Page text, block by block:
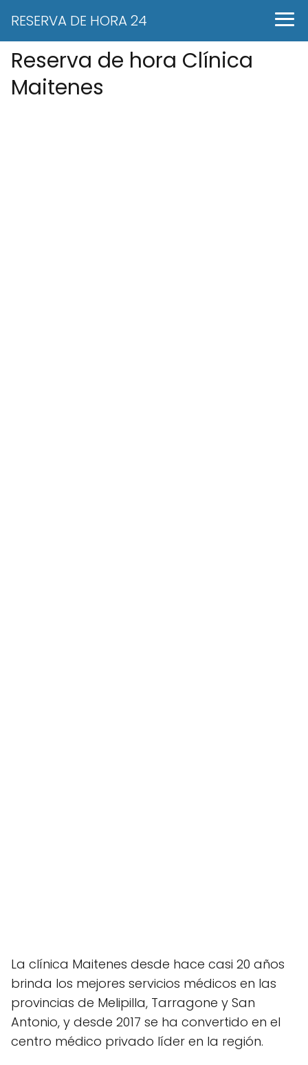
RESERVA DE HORA 24
Reserva de hora Clínica
Maitenes
La clínica Maitenes desde hace casi 20 años
brinda los mejores servicios médicos en las
provincias de Melipilla, Tarragone y San
Antonio, y desde 2017 se ha convertido en el
centro médico privado líder en la región.